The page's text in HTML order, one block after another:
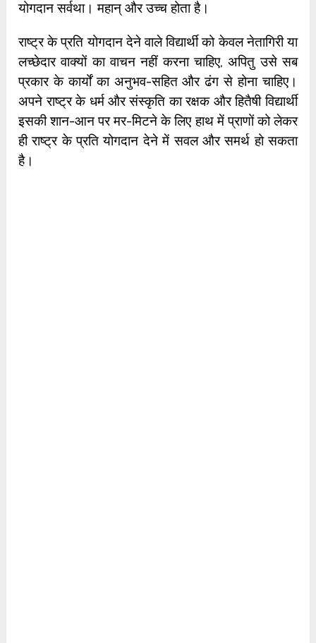
योगदान सर्वथा। महान् और उच्च होता है।
राष्ट्र के प्रति योगदान देने वाले विद्यार्थी को केवल नेतागिरी या
लच्छेदार वाक्यों का वाचन नहीं करना चाहिए, अपितु उसे सब
प्रकार के कार्यों का अनुभव-सहित और ढंग से होना चाहिए।
अपने राष्ट्र के धर्म और संस्कृति का रक्षक और हितैषी विद्यार्थी
इसकी शान-आन पर मर-मिटने के लिए हाथ में प्राणों को लेकर
ही राष्ट्र के प्रति योगदान देने में सवल और समर्थ हो सकता
है।